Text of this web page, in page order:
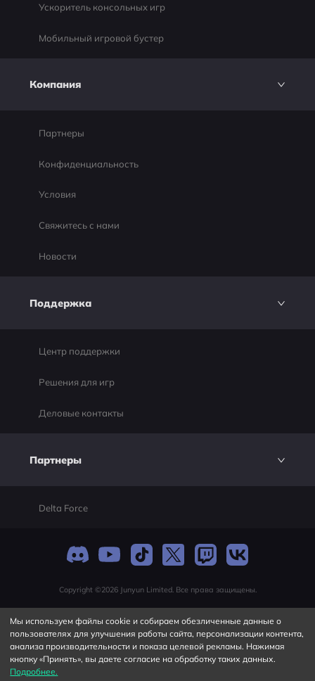
Ускоритель консольных игр
Мобильный игровой бустер
Компания
Партнеры
Конфиденциальность
Условия
Свяжитесь с нами
Новости
Поддержка
Центр поддержки
Решения для игр
Деловые контакты
Партнеры
Delta Force
Copyright ©2026 Junyun Limited. Все права защищены.
Мы используем файлы cookie и собираем обезличенные данные о
пользователях для улучшения работы сайта, персонализации контента,
анализа производительности и показа целевой рекламы. Нажимая
кнопку «Принять», вы даете согласие на обработку таких данных.
Подробнее.